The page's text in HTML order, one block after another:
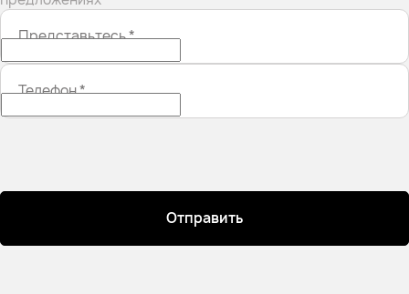
Представьтесь*
Телефон*
Отправить